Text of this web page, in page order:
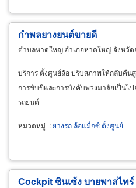
กำพลยางยนต์ขายดี
ตำบลหาดใหญ่ อำเภอหาดใหญ่ จังหวัด
บริการ ตั้งศูนย์ล้อ ปรับสภาพให้กลับคืน
การขับขี่และการบังคับพวงมาลัยเป็นไ
รถยนต์
หมวดหมู่ : ยางรถ ล้อแม็กซ์ ตั้งศูนย์
Cockpit ซินเซ้ง บายพาสไทร์